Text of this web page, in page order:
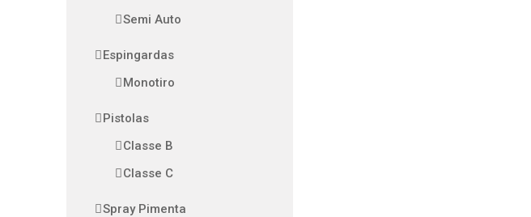
Semi Auto
Espingardas
Monotiro
Pistolas
Classe B
Classe C
Spray Pimenta